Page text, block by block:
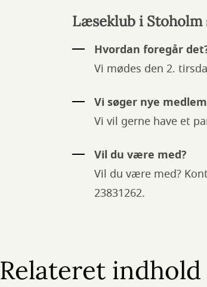
Læseklub i Stoholm
Hvordan foregår
Vi mødes den 2.
Vi søger nye
Vi vil gerne have et
Vil du være med?
Vil du være med?
23831262.
Relateret indhold